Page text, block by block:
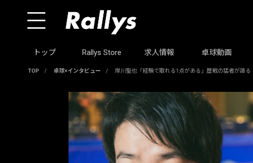
トップ Rallys Store 求人情報 卓球動画
TOP / 卓球×インタビュー / 岸川聖也「経験で取れる1点がある」歴戦の猛者が語る